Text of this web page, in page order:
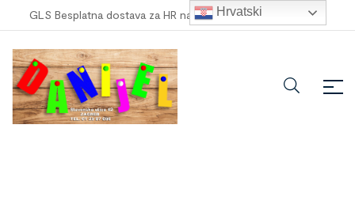
GLS Besplatna dostava za HR narudžbe veće od 100,00 €
Hrvatski